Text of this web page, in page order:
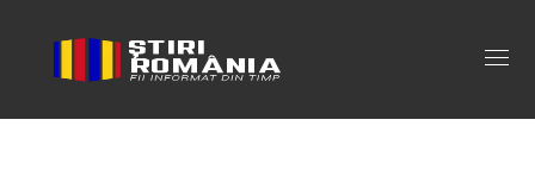
mos nicolae legenda Tag